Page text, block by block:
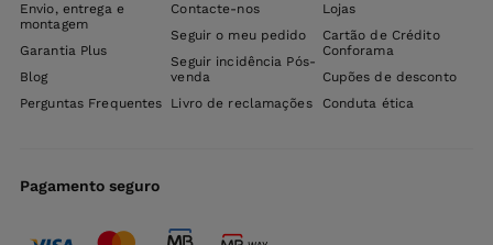
Envio, entrega e
montagem
Garantia Plus
Blog
Perguntas Frequentes
Contacte-nos
Seguir o meu pedido
Seguir incidência Pós-
venda
Livro de reclamações
Lojas
Cartão de Crédito
Conforama
Cupões de desconto
Conduta ética
Pagamento seguro